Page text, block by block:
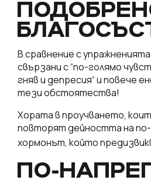
В сравнение с
свързани с “по-голямо
гняв и депресия“ и повече
тези обстоятества!
Хората в проучването,
повторят дейността на по-
хормонът, който
ПО-